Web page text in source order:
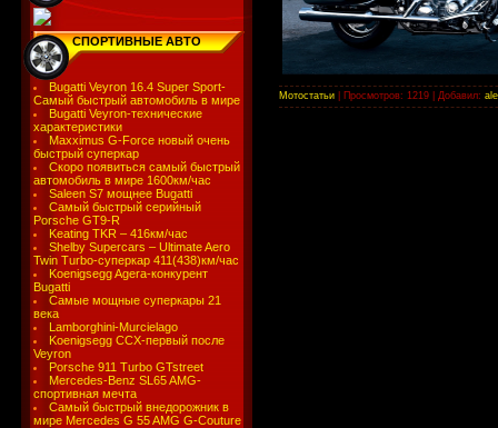
СПОРТИВНЫЕ АВТО
Bugatti Veyron 16.4 Super Sport-
Самый быстрый автомобиль в мире
Bugatti Veyron-технические
характеристики
Maxximus G-Force новый очень
быстрый суперкар
Скоро появиться самый быстрый
автомобиль в мире 1600км/час
Saleen S7 мощнее Bugatti
Самый быстрый серийный
Porsche GT9-R
Keating TKR – 416км/час
Shelby Supercars – Ultimate Aero
Twin Turbo-суперкар 411(438)км/час
Koenigsegg Agera-конкурент
Bugatti
Самые мощные суперкары 21
века
Lamborghini-Murcielago
Koenigsegg CCX-первый после
Veyron
Porsche 911 Turbo GTstreet
Mercedes-Benz SL65 AMG-
спортивная мечта
Самый быстрый внедорожник в
мире Mercedes G 55 AMG G-Couture
Мотостатьи Просмотров: 1219 Добавил: